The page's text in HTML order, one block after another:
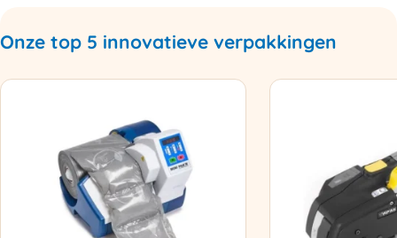
Onze top 5 innovatieve verpakkingen